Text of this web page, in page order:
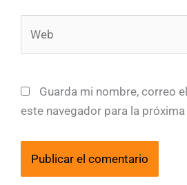
Guarda mi nombre, correo
este navegador para la